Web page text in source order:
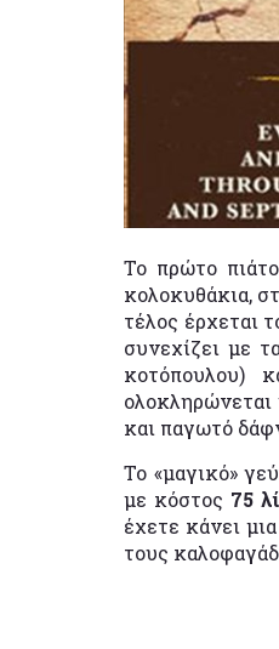
To πρώτο
κολοκυθάκια,
τέλος έρχεται
συνεχίζει με
κοτόπουλου)
και παγωτό
Το «μαγικό»
με κόστος 75
έχετε κάνει μια
τους